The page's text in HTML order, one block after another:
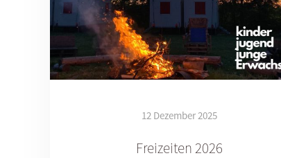
12 Dezember 2025
Freizeiten 2026